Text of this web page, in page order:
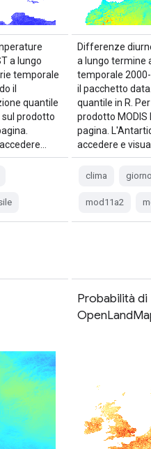
a lungo
temporale
il
quantile
prodotto
Differenze
a lungo termine
temporale
il pacchetto
quantile in R.
prodotto MODIS
pagina.
accedere e
clima giorno
mod11a2
Probabilità di